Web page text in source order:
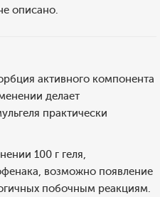
описано.
активного компонента
делает
практически
100 г геля,
возможно появление
побочным реакциям.